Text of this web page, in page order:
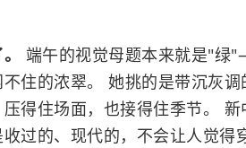
端午的视觉母题本来就是"
住的浓翠。 她挑的是带沉灰调
得住场面，也接得住季节。
过的、现代的，不会让人觉得